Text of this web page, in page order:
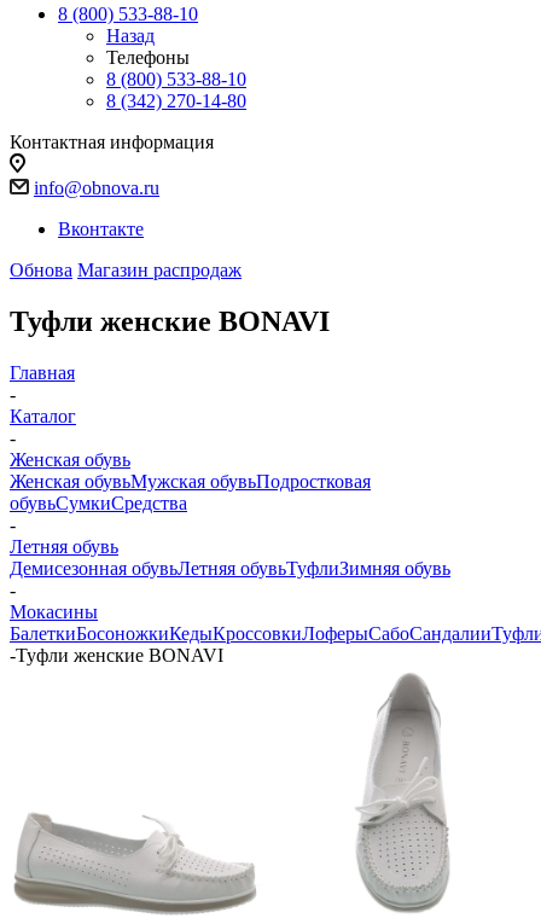
8 (800) 533-88-10
Назад
Телефоны
8 (800) 533-88-10
8 (342) 270-14-80
Контактная информация
info@obnova.ru
Вконтакте
Обнова Магазин распродаж
Туфли женские BONAVI
Главная
-
Каталог
-
Женская обувь
Женская обувьМужская обувьПодростковая
обувьСумкиСредства
-
Летняя обувь
Демисезонная обувьЛетняя обувьТуфлиЗимняя обувь
-
Мокасины
БалеткиБосоножкиКедыКроссовкиЛоферыСабоСандалии
-Туфли женские BONAVI